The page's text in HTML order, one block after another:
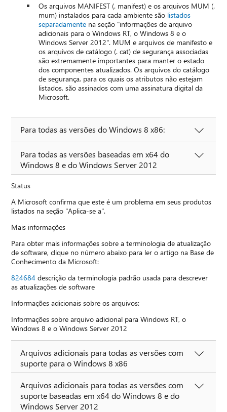
Os arquivos MANIFEST (. manifest) e os arquivos MUM (.
mum) instalados para cada ambiente são listados
separadamente na seção "informações de arquivo
adicionais para o Windows RT, o Windows 8 e o
Windows Server 2012". MUM e arquivos de manifesto e
os arquivos de catálogo (. cat) de segurança associadas
são extremamente importantes para manter o estado
dos componentes atualizados. Os arquivos do catálogo
de segurança, para os quais os atributos não estejam
listados, são assinados com uma assinatura digital da
Microsoft.
Para todas as versões do Windows 8 x86:
Para todas as versões baseadas em x64 do
Windows 8 e do Windows Server 2012
Status
A Microsoft confirma que este é um problema em seus produtos
listados na seção "Aplica-se a".
Mais informações
Para obter mais informações sobre a terminologia de atualização
de software, clique no número abaixo para ler o artigo na Base de
Conhecimento da Microsoft:
824684 descrição da terminologia padrão usada para descrever
as atualizações de software
Informações adicionais sobre os arquivos:
Informações sobre arquivo adicional para Windows RT, o
Windows 8 e o Windows Server 2012
Arquivos adicionais para todas as versões com
suporte para o Windows 8 x86
Arquivos adicionais para todas as versões com
suporte baseadas em x64 do Windows 8 e do
Windows Server 2012